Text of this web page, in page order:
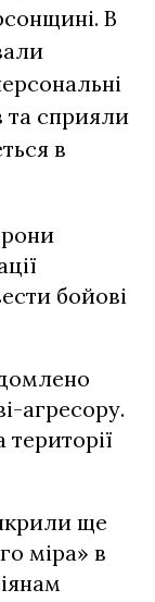
В
та сприяли
в
бойові
агресору.
ще
міра» в